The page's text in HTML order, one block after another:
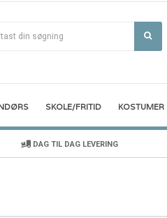
SKOLE/FRITID KOSTUMER
DAG TIL DAG LEVERING